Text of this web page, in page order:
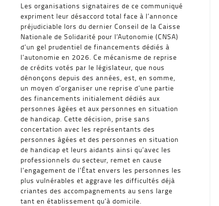
Les organisations signataires de ce communiqué
expriment leur désaccord total face à l’annonce
préjudiciable lors du dernier Conseil de la Caisse
Nationale de Solidarité pour l’Autonomie (CNSA)
d’un gel prudentiel de financements dédiés à
l’autonomie en 2026. Ce mécanisme de reprise
de crédits votés par le législateur, que nous
dénonçons depuis des années, est, en somme,
un moyen d’organiser une reprise d’une partie
des financements initialement dédiés aux
personnes âgées et aux personnes en situation
de handicap. Cette décision, prise sans
concertation avec les représentants des
personnes âgées et des personnes en situation
de handicap et leurs aidants ainsi qu’avec les
professionnels du secteur, remet en cause
l’engagement de l’État envers les personnes les
plus vulnérables et aggrave les difficultés déjà
criantes des accompagnements au sens large
tant en établissement qu’à domicile.